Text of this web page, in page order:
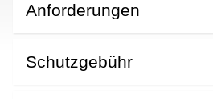
Anforderungen
Schutzgebühr